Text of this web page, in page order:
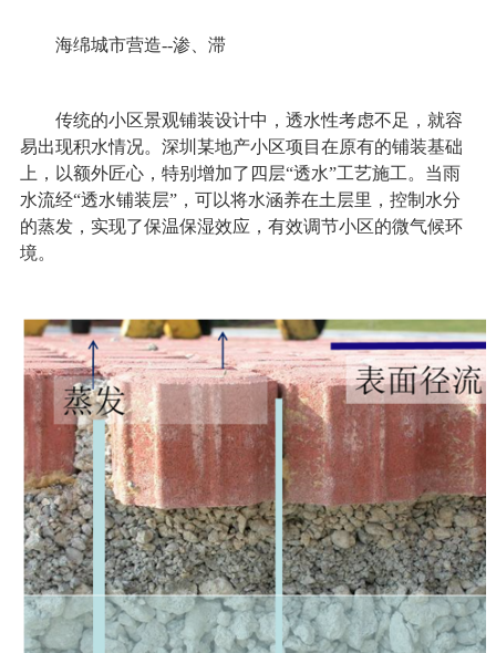
海绵城市营造--渗、滞
传统的小区景观铺装设计中，透水性考虑不足，就容
易出现积水情况。深圳某地产小区项目在原有的铺装基础
上，以额外匠心，特别增加了四层“透水”工艺施工。当雨
水流经“透水铺装层”，可以将水涵养在土层里，控制水分
的蒸发，实现了保温保湿效应，有效调节小区的微气候环
境。